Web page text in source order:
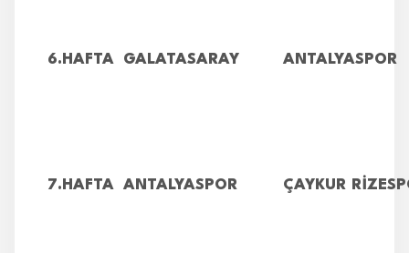
6.HAFTA GALATASARAY ANTALYASPOR
7.HAFTA ANTALYASPOR ÇAYKUR